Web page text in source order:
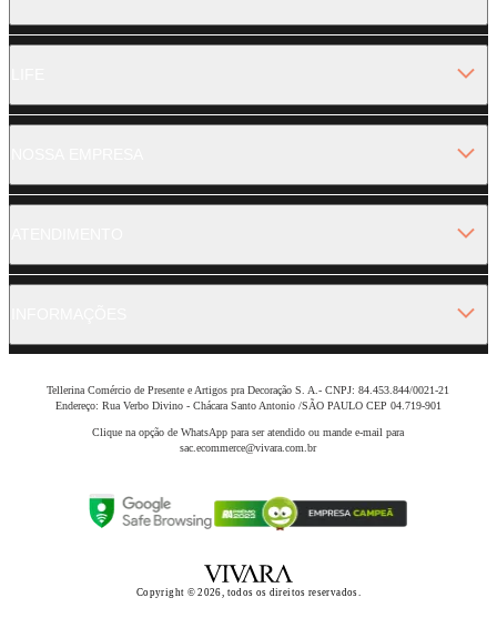
Tellerina Comércio de Presente e Artigos pra Decoração S. A.- CNPJ: 84.453.844/0021-21
Endereço: Rua Verbo Divino - Chácara Santo Antonio /SÃO PAULO CEP 04.719-901
Clique na opção de WhatsApp para ser atendido ou mande e-mail para
sac.ecommerce@vivara.com.br
Copyright © 2026, todos os direitos reservados.